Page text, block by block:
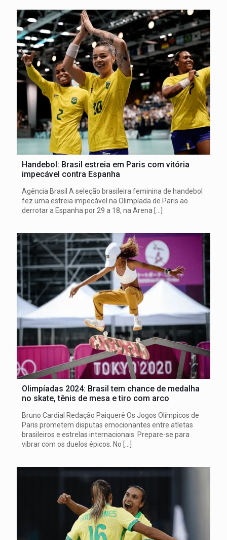
Handebol: Brasil estreia em Paris com vitória
impecável contra Espanha
Agência Brasil A seleção brasileira feminina de handebol
fez uma estreia impecável na Olimpíada de Paris ao
derrotar a Espanha por 29 a 18, na Arena
Olimpíadas 2024: Brasil tem chance de medalha
no skate, tênis de mesa e tiro com arco
Bruno Cardial Redação Paiquerê Os Jogos Olímpicos de
Paris prometem disputas emocionantes entre atletas
brasileiros e estrelas internacionais. Prepare-se para
vibrar com os duelos épicos. No […]